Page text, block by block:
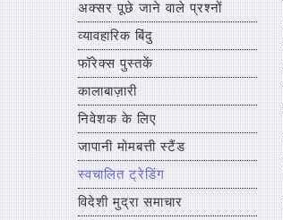
अक्सर पूछे जाने वाले प्रश्नों
व्यावहारिक बिंदु
फॉरेक्स पुस्तकें
कालाबाज़ारी
निवेशक के लिए
जापानी मोमबत्ती स्टैंड
स्वचालित ट्रेडिंग
विदेशी मुद्रा समाचार